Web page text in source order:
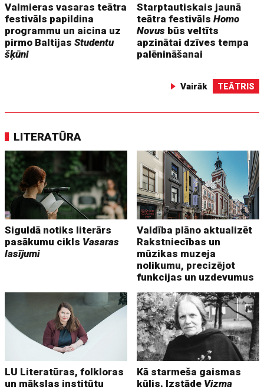
Valmieras vasaras teātra
festivāls papildina
programmu un aicina uz
pirmo BaltijasStudentu
šķūni
Starptautiskais jaunā
teātra festivālsHomo
Novus būs veltīts
apzinātai dzīves tempa
palēnināšanai
Vairāk TEĀTRIS
LITERATŪRA
Siguldā notiks literārs
pasākumu cikls Vasaras
lasījumi
Valdība plāno aktualizēt
Rakstniecības un
mūzikas muzeja
nolikumu, precizējot
funkcijas un uzdevumus
LU Literatūras, folkloras
un mākslas institūtu
Kā starmeša gaismas
kūlis. Izstāde Vizma